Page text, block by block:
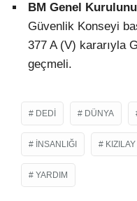
BM Genel
Güvenlik Konseyi
377 A (V) kararıyla
geçmeli.
DEDI DÜNYA
INSANLIĞI KIZILAY
YARDIM